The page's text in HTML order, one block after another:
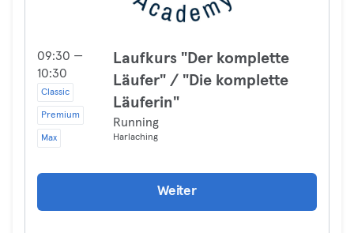
09:30 —
10:30
Classic
Premium
Max
Laufkurs "Der komplette
Läufer" / "Die komplette
Läuferin"
Running
Harlaching
Weiter